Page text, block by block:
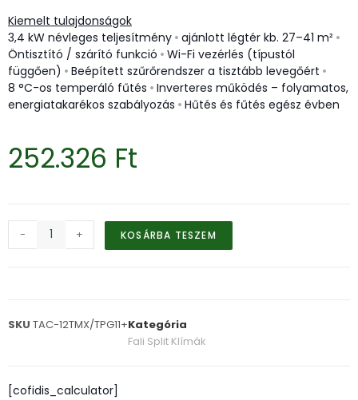
Kiemelt tulajdonságok
3,4 kW névleges teljesítmény • ajánlott légtér kb. 27–41 m² •
Öntisztító / szárító funkció • Wi-Fi vezérlés (típustól
függően) • Beépített szűrőrendszer a tisztább levegőért •
8 °C-os temperáló fűtés • Inverteres működés – folyamatos,
energiatakarékos szabályozás • Hűtés és fűtés egész évben
252.326 Ft
- + KOSÁRBA TESZEM
SKU TAC-12TMX/TPG11+Kategória
Fali Split Klímák
[cofidis_calculator]